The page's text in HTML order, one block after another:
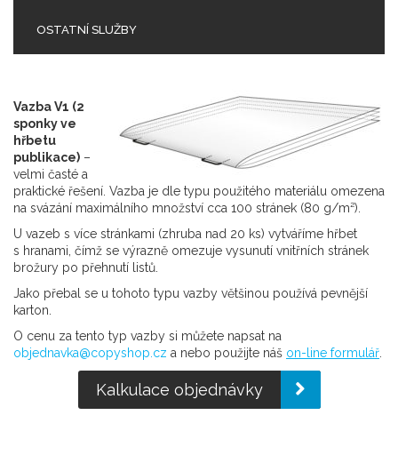
OSTATNÍ SLUŽBY
Vazba V1 (2
sponky ve
hřbetu
publikace) –
velmi časté a
praktické řešení. Vazba je dle typu použitého materiálu omezena
na svázání maximálního množství cca 100 stránek (80 g/m²).
U vazeb s více stránkami (zhruba nad 20 ks) vytváříme hřbet
s hranami, čímž se výrazně omezuje vysunutí vnitřních stránek
brožury po přehnutí listů.
Jako přebal se u tohoto typu vazby většinou používá pevnější
karton.
O cenu za tento typ vazby si můžete napsat na
objednavka@copyshop.cz a nebo použijte náš on-line formulář
Kalkulace objednávky